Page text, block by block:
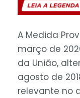
A Medida
março de
da União,
agosto de
relevante no